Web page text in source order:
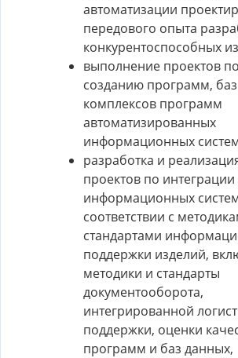
автоматизации
передового опыта
конкурентоспособных
выполнение проектов по
созданию программ,
комплексов программ
автоматизированных
информационных
разработка и
проектов по интеграции
информационных
соответствии с
стандартами
поддержки изделий,
методики и стандарты
документооборота,
интегрированной
поддержки, оценки
программ и баз данных,